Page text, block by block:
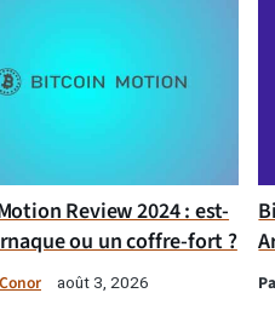
Review 2024 : est-
ou un coffre-fort ?
août 3, 2026